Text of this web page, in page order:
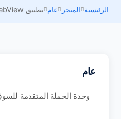
الرئيسية المتجر عام تطبيق iOS WebView لموقع السوق الإلكتروني
عام
وحدة الحملة المتقدمة